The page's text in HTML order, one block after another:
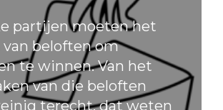
partijen moeten het
van beloften om
te winnen. Van het
van die beloften
terecht, dat weten